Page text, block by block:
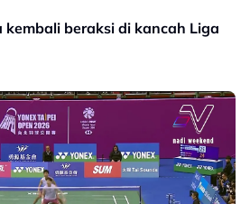
kembali beraksi di kancah Liga